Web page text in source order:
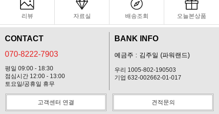
리뷰 자료실 배송조회 오늘본상품
CONTACT
070-8222-7903
평일 09:00 - 18:30
점심시간 12:00 - 13:00
토요일/공휴일 휴무
BANK INFO
예금주 : 김주일 (파워랜드)
우리 1005-802-190503
기업 632-002662-01-017
고객센터 연결 견적문의